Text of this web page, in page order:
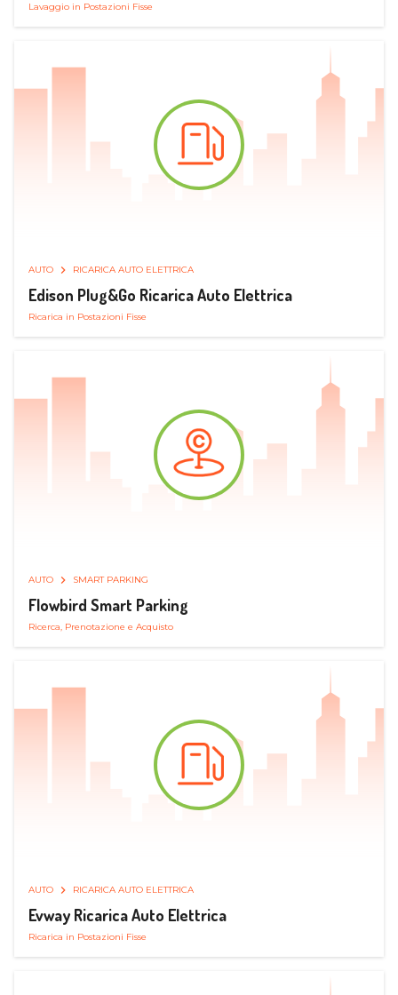
Lavaggio in Postazioni Fisse
AUTO RICARICA AUTO ELETTRICA
Edison Plug&Go Ricarica Auto Elettrica
Ricarica in Postazioni Fisse
AUTO SMART PARKING
Flowbird Smart Parking
Ricerca, Prenotazione e Acquisto
AUTO RICARICA AUTO ELETTRICA
Evway Ricarica Auto Elettrica
Ricarica in Postazioni Fisse